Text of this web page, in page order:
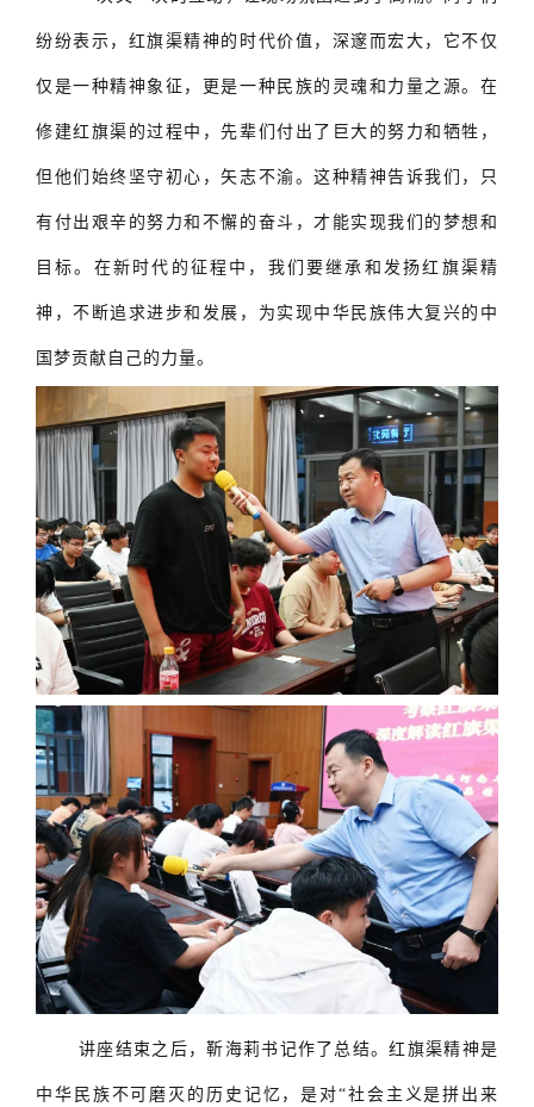
纷纷表示，红旗渠精神的时代价值，深邃而宏大，它不仅
仅是一种精神象征，更是一种民族的灵魂和力量之源。在
修建红旗渠的过程中，先辈们付出了巨大的努力和牺牲，
但他们始终坚守初心，矢志不渝。这种精神告诉我们，只
有付出艰辛的努力和不懈的奋斗，才能实现我们的梦想和
目标。在新时代的征程中，我们要继承和发扬红旗渠精
神，不断追求进步和发展，为实现中华民族伟大复兴的中
国梦贡献自己的力量。
讲座结束之后，靳海莉书记作了总结。红旗渠精神是
中华民族不可磨灭的历史记忆，是对“社会主义是拼出来